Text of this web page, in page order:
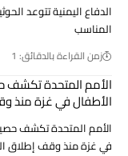
الدفاع اليمنية تتوعد
المناسب
زمن القراءة بالدقائق: 1
الأمم المتحدة تكشف
الأطفال في غزة منذ
الأمم المتحدة تكشف
في غزة منذ وقف إطلاق